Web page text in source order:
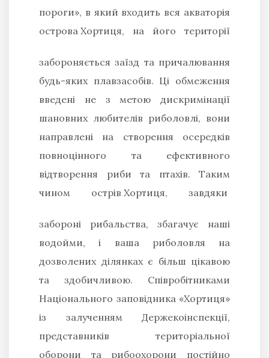
пороги», в який входить вся акваторія
острова Хортиця, на його території
забороняється заїзд та причалювання
будь-яких плавзасобів. Ці обмеження
введені не з метою дискримінації
шановних любителів риболовлі, вони
направлені на створення осередків
повноцінного та ефективного
відтворення риби та птахів. Таким
чином острів Хортиця, завдяки
забороні рибальства, збагачує наші
водойми, і ваша риболовля на
дозволених ділянках є більш цікавою
та здобичливою. Співробітниками
Національного заповідника «Хортиця»
із залученням Держекоінспекції,
представників територіальної
оборони та рибоохорони постійно